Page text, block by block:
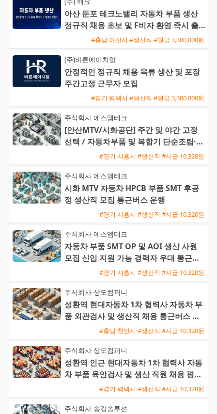
아산 둔포 테크노밸리 자동차 부품 생산
정규직 채용 초보 및 F비자 환영 즉시 출
#충남 아산시 #생산직 #월급 3,300,000원
(주)바른에이치알
안정적인 정규직 채용 육류 생산 및 포장
주간고정 근무자 모집
#경기 평택시 #생산직 #월급 3,300,000원
주식회사 에스엠테크
[안산MTV/시화공단] 주간 및 야간 고정
선택 / 자동차부품 및 복합기 단순조립·검
사 / 주급 가능·통근버
#경기 시흥시 #생산직 #시급 10,320원
주식회사 에스엠테크
시화 MTV 자동차 HPCB 부품 SMT 후공
정 생산직 모집 통근버스 운행
#경기 시흥시 #생산직 #시급 10,320원
주식회사 에스엠테크
자동차 부품 SMT OP 및 AOI 생산 사원
모집 신입 지원 가능 경력자 우대 통근버
#경기 시흥시 #생산직 #시급 10,320원
주식회사 상도컴퍼니
성환역 현대자동차 1차 협력사 자동차 부
품 외관검사 및 생산직 채용 통근버스 운
#충남 천안시 #생산직 #시급 10,320원
주식회사 상도컴퍼니
성환역 인근 현대자동차 1차 협력사 자동
차 부품 육안검사 및 생산 직원 채용 평택
통근버스 운행#경기 평택시 #생산직 #시급 10,320원
주식회사 송강솔루션